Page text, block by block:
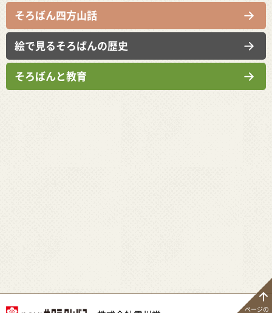
そろばん四方山話
絵で見るそろばんの歴史
そろばんと教育
ページの